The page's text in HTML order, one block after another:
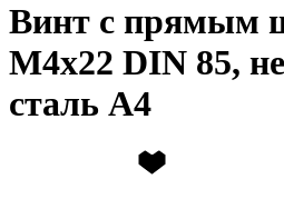
Винт с прямым
М4х22 DIN 85,
сталь А4